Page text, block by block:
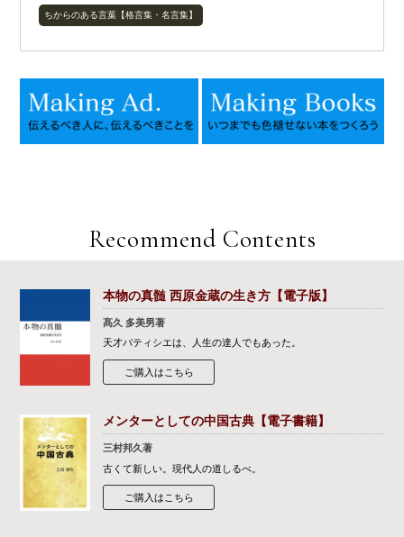
ちからのある言葉【格言集・名言集】
Recommend Contents
本物の真髄 西原金蔵の生き方【電子版】
髙久 多美男著
天才パティシエは、人生の達人でもあった。
ご購入はこちら
メンターとしての中国古典【電子書籍】
三村邦久著
古くて新しい。現代人の道しるべ。
ご購入はこちら